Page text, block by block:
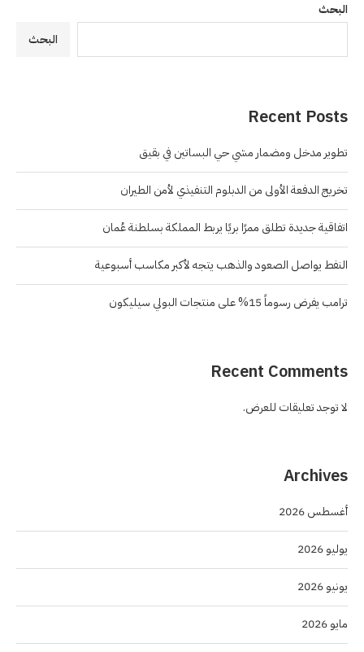
البحث
البحث
Recent Posts
تطوير مدخل ومضمار مشي حي البساتين في بقيق
تخريج الدفعة الأولى من الدبلوم التنفيذي لأمن الطيران
اتفاقية جديدة تطلق ممرًا بريًا يربط المملكة بسلطنة عُمان
النفط يواصل الصعود والذهب يتجه لأكبر مكاسب أسبوعية
ترامب يفرض رسوماً 15% على منتجات البولي سيليكون
Recent Comments
لا توجد تعليقات للعرض.
Archives
أغسطس 2026
يوليو 2026
يونيو 2026
مايو 2026